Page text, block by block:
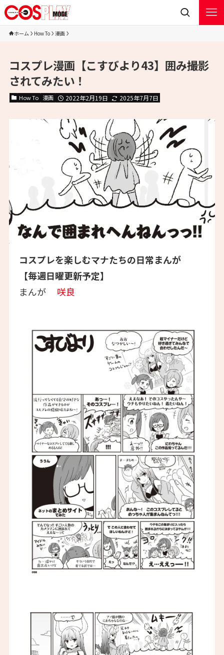
ホーム How To 漫画
コスプレ漫画【こすびより43】囲み撮影
されてみたい！
How To 漫画 2022年2月19日 2025年7月7日
コスプレを楽しむマナたちの日常まんが
【毎週日曜更新予定】
まんが 咲良